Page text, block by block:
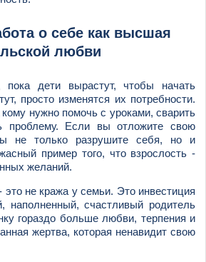
о себе как высшая
любви
пока дети вырастут, чтобы начать
просто изменятся их потребности.
кому нужно помочь с уроками, сварить
проблему. Если вы отложите свою
не только разрушите себя, но и
пример того, что взрослость -
желаний.
не кража у семьи. Это инвестиция
наполненный, счастливый родитель
гораздо больше любви, терпения и
жертва, которая ненавидит свою